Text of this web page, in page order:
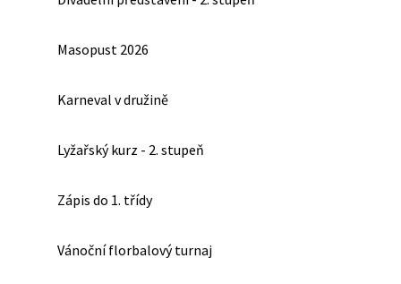
Masopust 2026
Karneval v družině
Lyžařský kurz - 2. stupeň
Zápis do 1. třídy
Vánoční florbalový turnaj